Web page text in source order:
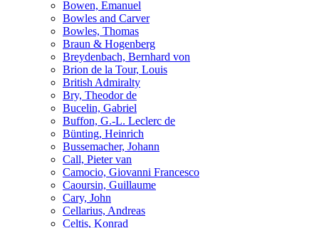
Bowen, Emanuel
Bowles and Carver
Bowles, Thomas
Braun & Hogenberg
Breydenbach, Bernhard von
Brion de la Tour, Louis
British Admiralty
Bry, Theodor de
Bucelin, Gabriel
Buffon, G.-L. Leclerc de
Bünting, Heinrich
Bussemacher, Johann
Call, Pieter van
Camocio, Giovanni Francesco
Caoursin, Guillaume
Cary, John
Cellarius, Andreas
Celtis, Konrad